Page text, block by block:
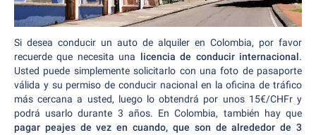
Si desea conducir un auto de alquiler en Colombia, por favor
recuerde que necesita una licencia de conducir internacional.
Usted puede simplemente solicitarlo con una foto de pasaporte
válida y su permiso de conducir nacional en la oficina de tráfico
más cercana a usted, luego lo obtendrá por unos 15€/CHFr y
podrá usarlo durante 3 años. En Colombia, también hay que
pagar peajes de vez en cuando, que son de alrededor de 3